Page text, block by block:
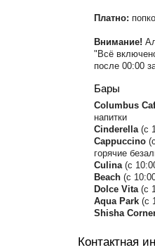
Платно:
Внимание!
"Всё
после 00:00
Бары
Columbus
напитки
Cinderella (с
Cappuccino
горячие
Culina (с
Beach (с
Dolce Vitа (с
Aqua Park (с
Shisha
Контактная